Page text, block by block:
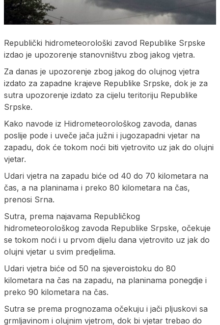
Republički hidrometeorološki zavod Republike Srpske
izdao je upozorenje stanovništvu zbog jakog vjetra.
Za danas je upozorenje zbog jakog do olujnog vjetra
izdato za zapadne krajeve Republike Srpske, dok je za
sutra upozorenje izdato za cijelu teritoriju Republike
Srpske.
Kako navode iz Hidrometeorološkog zavoda, danas
poslije pode i uveče jača južni i jugozapadni vjetar na
zapadu, dok će tokom noći biti vjetrovito uz jak do olujni
vjetar.
Udari vjetra na zapadu biće od 40 do 70 kilometara na
čas, a na planinama i preko 80 kilometara na čas,
prenosi Srna.
Sutra, prema najavama Republičkog
hidrometeorološkog zavoda Republike Srpske, očekuje
se tokom noći i u prvom dijelu dana vjetrovito uz jak do
olujni vjetar u svim predjelima.
Udari vjetra biće od 50 na sjeveroistoku do 80
kilometara na čas na zapadu, na planinama ponegdje i
preko 90 kilometara na čas.
Sutra se prema prognozama očekuju i jači pljuskovi sa
grmljavinom i olujnim vjetrom, dok bi vjetar trebao do